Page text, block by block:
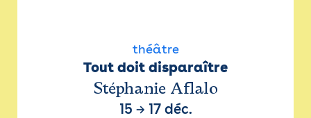
théâtre
Tout doit disparaître
Stéphanie Aflalo
15 → 17 déc.